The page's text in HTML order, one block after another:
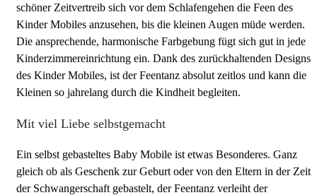
schöner Zeitvertreib sich vor dem Schlafengehen die Feen des
Kinder Mobiles anzusehen, bis die kleinen Augen müde werden.
Die ansprechende, harmonische Farbgebung fügt sich gut in jede
Kinderzimmereinrichtung ein. Dank des zurückhaltenden Designs
des Kinder Mobiles, ist der Feentanz absolut zeitlos und kann die
Kleinen so jahrelang durch die Kindheit begleiten.
Mit viel Liebe selbstgemacht
Ein selbst gebasteltes Baby Mobile ist etwas Besonderes. Ganz
gleich ob als Geschenk zur Geburt oder von den Eltern in der Zeit
der Schwangerschaft gebastelt, der Feentanz verleiht der